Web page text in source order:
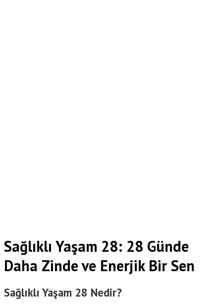
Sağlıklı Yaşam 28: 28 Günde
Daha Zinde ve Enerjik Bir Sen
Sağlıklı Yaşam 28 Nedir?